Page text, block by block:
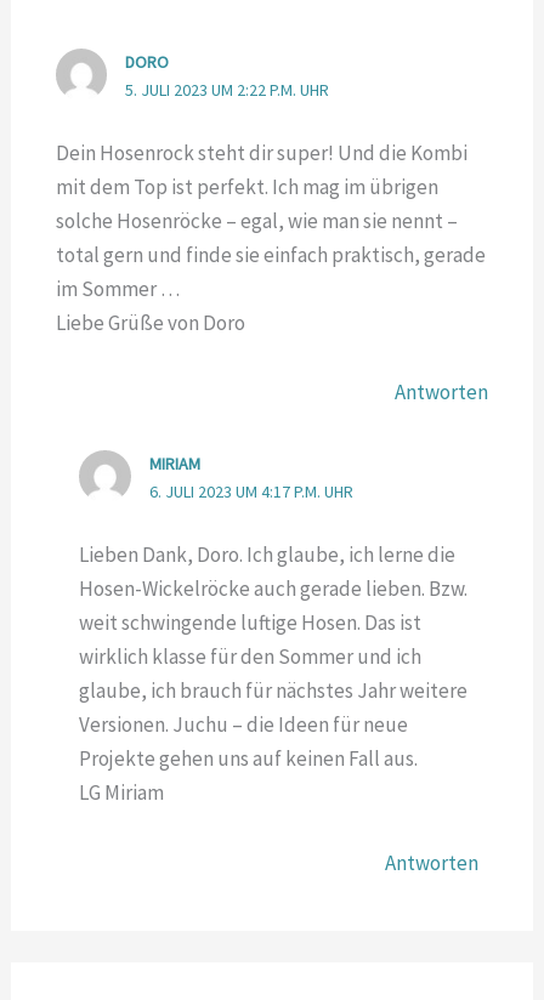
DORO
5. JULI 2023 UM 2:22 P.M. UHR
Dein Hosenrock steht dir super! Und die Kombi
mit dem Top ist perfekt. Ich mag im übrigen
solche Hosenröcke – egal, wie man sie nennt –
total gern und finde sie einfach praktisch, gerade
im Sommer …
Liebe Grüße von Doro
Antworten
MIRIAM
6. JULI 2023 UM 4:17 P.M. UHR
Lieben Dank, Doro. Ich glaube, ich lerne die
Hosen-Wickelröcke auch gerade lieben. Bzw.
weit schwingende luftige Hosen. Das ist
wirklich klasse für den Sommer und ich
glaube, ich brauch für nächstes Jahr weitere
Versionen. Juchu – die Ideen für neue
Projekte gehen uns auf keinen Fall aus.
LG Miriam
Antworten